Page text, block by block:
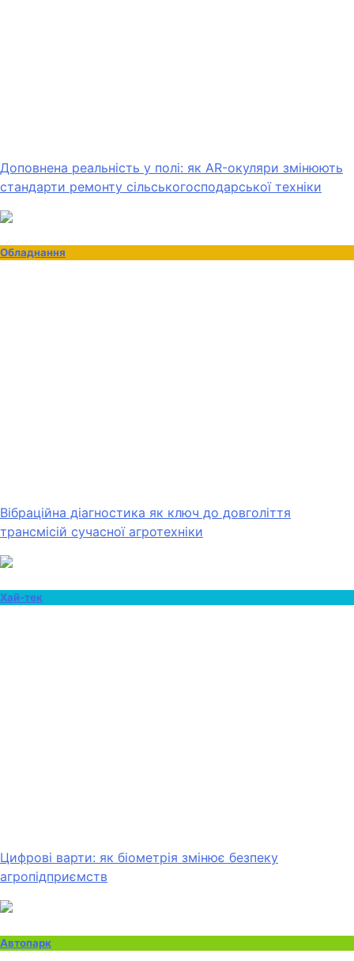
Доповнена реальність у полі: як AR-окуляри змінюють
стандарти ремонту сільськогосподарської техніки
Обладнання
Вібраційна діагностика як ключ до довголіття
трансмісій сучасної агротехніки
Хай-тек
Цифрові варти: як біометрія змінює безпеку
агропідприємств
Автопарк